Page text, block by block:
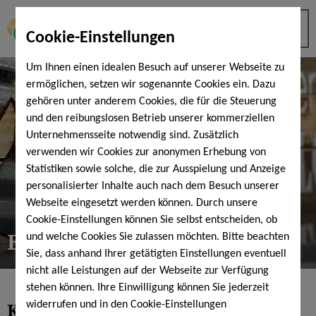
Cookie-Einstellungen
Um Ihnen einen idealen Besuch auf unserer Webseite zu
ermöglichen, setzen wir sogenannte Cookies ein. Dazu
gehören unter anderem Cookies, die für die Steuerung
und den reibungslosen Betrieb unserer kommerziellen
Unternehmensseite notwendig sind. Zusätzlich
verwenden wir Cookies zur anonymen Erhebung von
Statistiken sowie solche, die zur Ausspielung und Anzeige
personalisierter Inhalte auch nach dem Besuch unserer
Webseite eingesetzt werden können. Durch unsere
Cookie-Einstellungen können Sie selbst entscheiden, ob
und welche Cookies Sie zulassen möchten. Bitte beachten
Sie, dass anhand Ihrer getätigten Einstellungen eventuell
nicht alle Leistungen auf der Webseite zur Verfügung
stehen können. Ihre Einwilligung können Sie jederzeit
widerrufen und in den Cookie-Einstellungen
BadeShop & Fundbüro
KissSalisBadeShop